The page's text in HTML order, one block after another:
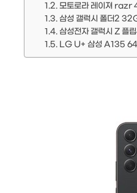
모토로라 레이져 razr
삼성 갤럭시 폴더2
삼성전자 갤럭시 Z 플
LG U+ 삼성 A135